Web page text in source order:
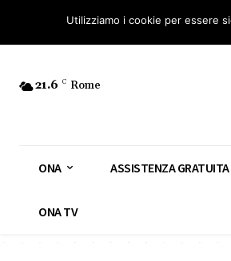
Osservatorio Nazionale Amianto: aderisci
21.6 C Rome
ONA ASSISTENZA GRATUITA
ONA TV
Utilizziamo i cookie per essere